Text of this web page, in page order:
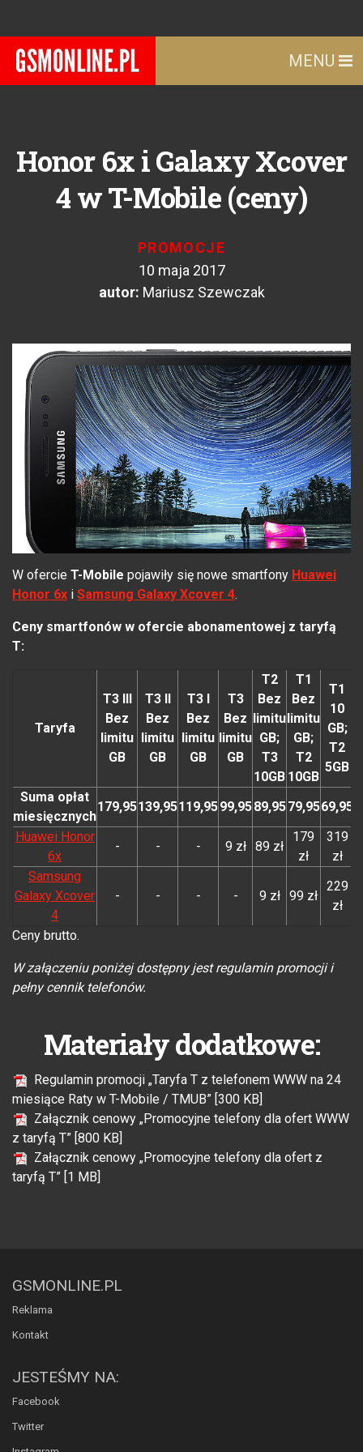
MENU
Honor 6x i Galaxy Xcover
4 w T-Mobile (ceny)
PROMOCJE
10 maja 2017
autor: Mariusz Szewczak
W ofercie T-Mobile pojawiły się nowe smartfony Huawei
Honor 6x i Samsung Galaxy Xcover 4.
Ceny smartfonów w ofercie abonamentowej z taryfą
T:
Taryfa
T3 III
Bez
limitu
GB
T3 II
Bez
limitu
GB
T3 I
Bez
limitu
GB
T3
Bez
limitu
GB
T2
Bez
limitu
GB;
T3
10GB
T1
Bez
limitu
GB;
T2
10GB
T1
10
GB;
T2
5GB
Suma opłat
miesięcznych
179,95139,95119,9599,9589,9579,9569,95
Huawei Honor
6x
- - - 9 zł 89 zł
179
zł
319
zł
Samsung
Galaxy Xcover
4
- - - - 9 zł 99 zł
229
zł
Ceny brutto.
W załączeniu poniżej dostępny jest regulamin promocji i
pełny cennik telefonów.
Materiały dodatkowe:
Regulamin promocji „Taryfa T z telefonem WWW na 24
miesiące Raty w T-Mobile / TMUB” [300 KB]
Załącznik cenowy „Promocyjne telefony dla ofert WWW
z taryfą T” [800 KB]
Załącznik cenowy „Promocyjne telefony dla ofert z
taryfą T” [1 MB]
GSMONLINE.PL
Reklama
Kontakt
JESTEŚMY NA:
Facebook
Twitter